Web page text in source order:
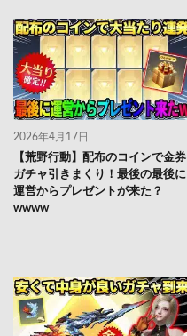
2026年4月17日
【荒野行動】配布のコインで金券
ガチャ引きまくり！最後の最後に
運営からプレゼントが来た？
wwww